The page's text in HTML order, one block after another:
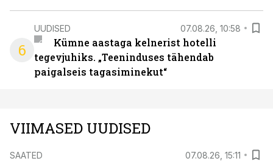
6
UUDISED 07.08.26, 10:58
Kümne aastaga kelnerist hotelli
tegevjuhiks. „Teeninduses tähendab
paigalseis tagasiminekut“
VIIMASED UUDISED
SAATED 07.08.26, 15:11